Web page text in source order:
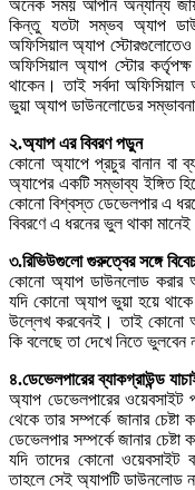
অনেক সময় আপনি অন্যান্য
কিন্তু যতটা সম্ভব অ্যাপ
অফিসিয়াল অ্যাপ
অফিসিয়াল অ্যাপ স্টোর
থাকেন। তাই সর্বদা
ভুয়া অ্যাপ ডাউনলোডের
২.অ্যাপ এর বিবরণ পড়ুন
কোনো অ্যাপে প্রচুর বানান বা
অ্যাপের একটি সম্ভাব্য ইঙ্গিত
কোনো বিশ্বস্ত ডেভেলপার এ
বিবরণে এ ধরনের ভুল থাকা
৩.রিভিউগুলো গুরুত্বের সঙ্গে
কোনো অ্যাপ ডাউনলোড করার
যদি কোনো অ্যাপ ভুয়া হয়ে থাকে
উল্লেখ করবেনই। তাই কোনো
কি বলেছে তা দেখে নিতে ভুলবেন
৪.ডেভেলপারের ব্যাকগ্রাউন্ড
অ্যাপ ডেভেলপারের ওয়েবসাইট
থেকে তার সম্পর্কে জানার
ডেভেলপার সম্পর্কে জানার
যদি তাদের কোনো ওয়েবসাইট
তাহলে সেই অ্যাপটি ডাউনলোড